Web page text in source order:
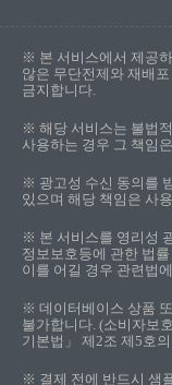
※ 본 서비스에서 제공
않은 무단전제와 재배
금지합니다.
※ 해당 서비스는 불법
사용하는 경우 그 책임
※ 광고성 수신 동의를
있으며 해당 책임은 사
※ 본 서비스를 영리성
정보보호등에 관한 법
이를 어길 경우 관련법
※ 데이터베이스 상품
불가합니다. (소비자보
기본법」 제2조 제5호
※ 결제 전에 반드시 샘